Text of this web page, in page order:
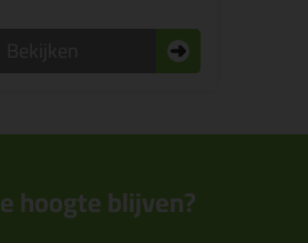
hoogte blijven?